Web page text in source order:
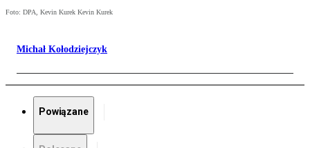
Foto: DPA, Kevin Kurek Kevin Kurek
Michał Kołodziejczyk
Powiązane